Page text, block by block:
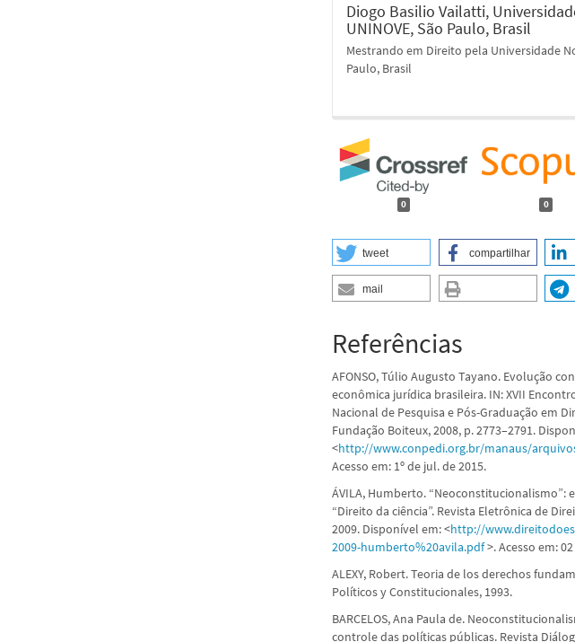
Diogo Basilio Vailatti,
UNINOVE, São Paulo, Brasil
Mestrando em Direito pela Universidade
Paulo, Brasil
0 0
tweet compartilhar
mail
Referências
AFONSO, Túlio Augusto Tayano. Evolução
econômica jurídica brasileira. IN: XVII
Nacional de Pesquisa e Pós-Graduação em
Fundação Boiteux, 2008, p. 2773–2791.
<http://www.conpedi.org.br/manaus/
Acesso em: 1º de jul. de 2015.
ÁVILA, Humberto. “Neoconstitucionalismo”:
“Direito da ciência”. Revista Eletrônica de
2009. Disponível em: <http://
2009-humberto%20avila.pdf>. Acesso em:
ALEXY, Robert. Teoria de los derechos
Políticos y Constitucionales, 1993.
BARCELOS, Ana Paula de.
controle das políticas públicas. Revista